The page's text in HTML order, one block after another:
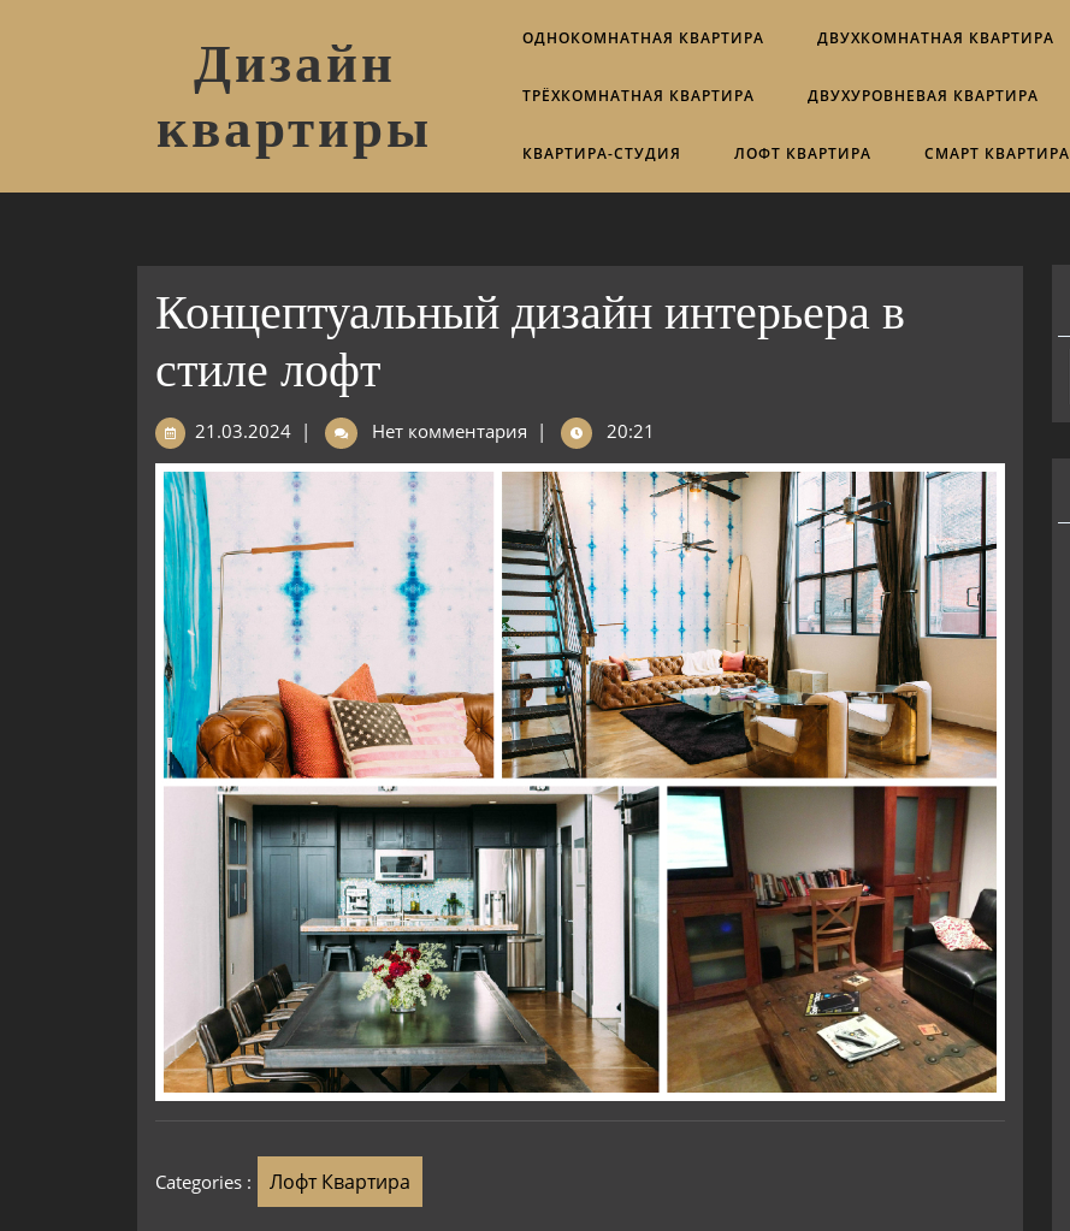
Дизайн
квартиры
ОДНОКОМНАТНАЯ КВАРТИРА ДВУХКОМНАТНАЯ КВАРТИРА
ТРЁХКОМНАТНАЯ КВАРТИРА ДВУХУРОВНЕВАЯ КВАРТИРА
КВАРТИРА-СТУДИЯ ЛОФТ КВАРТИРА СМАРТ КВАРТИРА
Концептуальный дизайн интерьера в
стиле лофт
21.03.2024 | Нет комментария | 20:21
Categories : Лофт Квартира